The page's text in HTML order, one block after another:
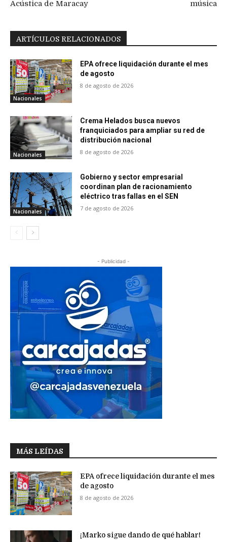
Acústica de Maracay música
ARTÍCULOS RELACIONADOS
Nacionales
EPA ofrece liquidación durante el mes
de agosto
8 de agosto de 2026
Nacionales
Crema Helados busca nuevos
franquiciados para ampliar su red de
distribución nacional
8 de agosto de 2026
Nacionales
Gobierno y sector empresarial
coordinan plan de racionamiento
eléctrico tras fallas en el SEN
7 de agosto de 2026
- Publicidad -
MÁS LEÍDAS
EPA ofrece liquidación durante el mes
de agosto
8 de agosto de 2026
¡Marko sigue dando de qué hablar!